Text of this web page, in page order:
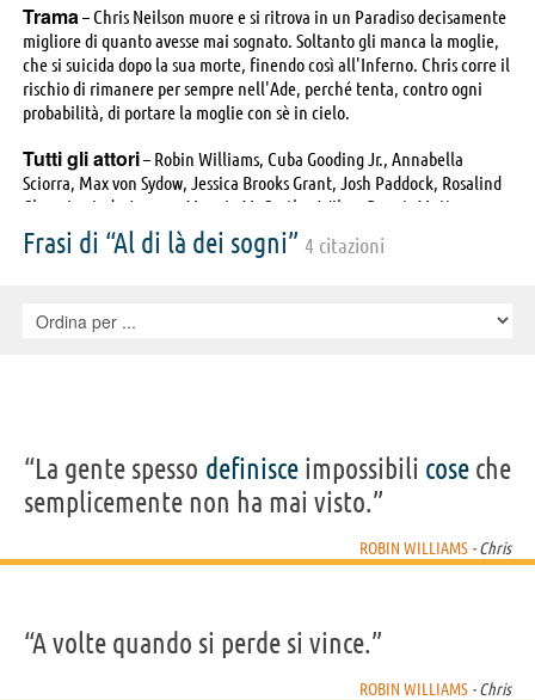
Trama– Chris Neilson muore e si ritrova in un Paradiso decisamente
migliore di quanto avesse mai sognato. Soltanto gli manca la moglie,
che si suicida dopo la sua morte, finendo così all'Inferno. Chris corre il
rischio di rimanere per sempre nell'Ade, perché tenta, contro ogni
probabilità, di portare la moglie con sè in cielo.
Tutti gli attori– Robin Williams, Cuba Gooding Jr., Annabella
Sciorra, Max von Sydow, Jessica Brooks Grant, Josh Paddock, Rosalind
Chao, Lucinda Jenney, Maggie McCarthy, Wilma Bonet, Matt
Salinger, Carin Sprague, June Carryl, Paul P. Card IV, Werner Herzog,
Clara Thomas, Benjamin Brock, , Joe Bartnick, Cabran E.
Owen, Kellan Patrick, Paradox Pollack, Vanessa Ross, Scott Trimble
Frasi di “Al di là dei sogni” 4 citazioni
“La gente spesso definisceimpossibili coseche
semplicemente non ha mai visto.”
ROBIN WILLIAMS - Chris
“A volte quando si perde si vince.”
ROBIN WILLIAMS - Chris